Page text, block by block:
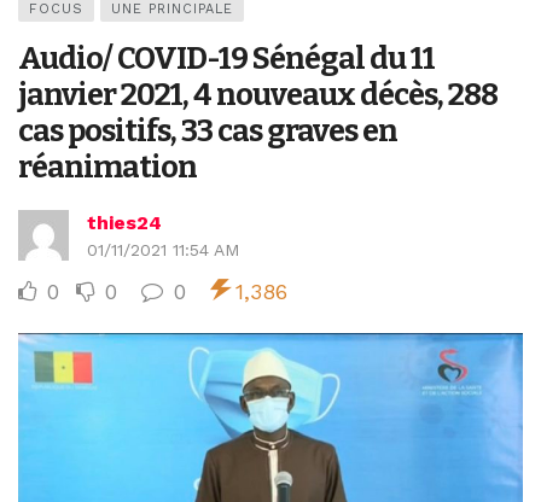
FOCUS UNE PRINCIPALE
Audio/ COVID-19 Sénégal du 11
janvier 2021, 4 nouveaux décès, 288
cas positifs, 33 cas graves en
réanimation
thies24
01/11/2021 11:54 AM
0 0 0 1,386